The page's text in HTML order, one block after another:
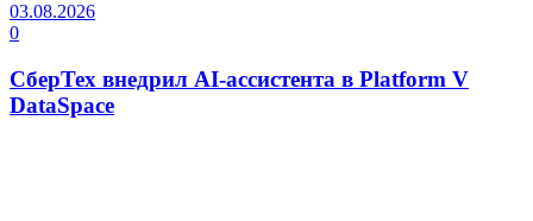
03.08.2026
0
СберТех внедрил AI-ассистента в Platform V
DataSpace